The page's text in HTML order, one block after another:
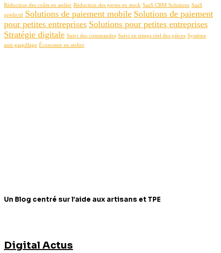
Réduction des coûts en atelier Réduction des pertes en stock SaaS CRM Solutions SaaS
prédictif Solutions de paiement mobile Solutions de paiement
pour petites entreprises Solutions pour petites entreprises
Stratégie digitale Suivi des commandes Suivi en temps réel des pièces Système
anti-gaspillage Économie en atelier
Un Blog centré sur l’aide aux artisans et TPE
Digital Actus